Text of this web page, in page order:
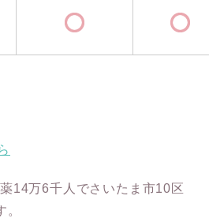
14万6千人でさいたま市10区